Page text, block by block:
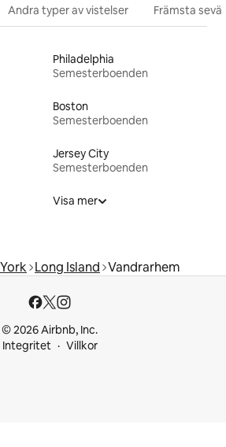
Andra typer av vistelser Främsta
Philadelphia
Semesterboenden
Boston
Semesterboenden
Jersey City
Semesterboenden
Visa mer
Long Island Vandrarhem
© 2026 Airbnb, Inc.
Integritet
Villkor